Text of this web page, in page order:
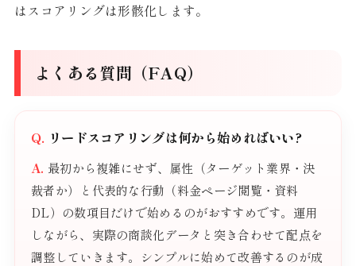
はスコアリングは形骸化します。
よくある質問（FAQ）
リードスコアリングは何から始めればいい?
最初から複雑にせず、属性（ターゲット業界・決
裁者か）と代表的な行動（料金ページ閲覧・資料
DL）の数項目だけで始めるのがおすすめです。運用
しながら、実際の商談化データと突き合わせて配点を
調整していきます。シンプルに始めて改善するのが成